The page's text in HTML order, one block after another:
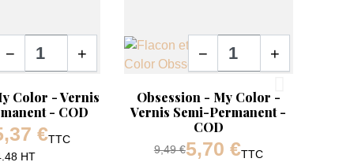
Color - Vernis
- COD
base
Prix
€TTC
HT
− +
Aperçu rapide
Obsession - My Color -
Vernis Semi-Permanent -
COD
Prix de base
9,49 €5,70 €TTC
Quantité
− +